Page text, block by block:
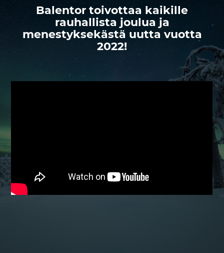
Balentor toivottaa kaikille
rauhallista joulua ja
menestyksekästä uutta vuotta
2022!